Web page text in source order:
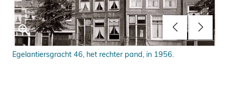
Egelantiersgracht 46, het rechter pand, in 1956.